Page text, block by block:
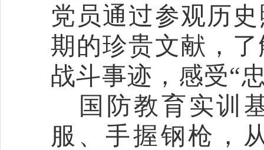
党员通过参观历
期的珍贵文献，
战斗事迹 ，感受“
国防教育实训
服、手握钢枪，